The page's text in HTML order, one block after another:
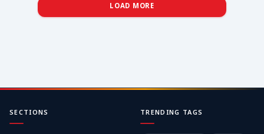
LOAD MORE
SECTIONS TRENDING TAGS